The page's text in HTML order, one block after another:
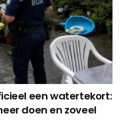
een watertekort:
doen en zoveel